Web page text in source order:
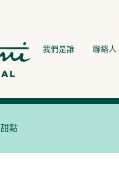
我們是誰 聯絡人
甜點